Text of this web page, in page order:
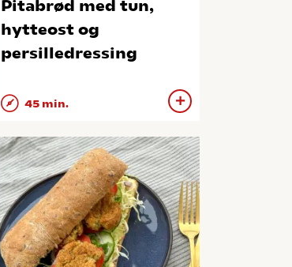
Pitabrød med tun,
hytteost og
persilledressing
45 min.